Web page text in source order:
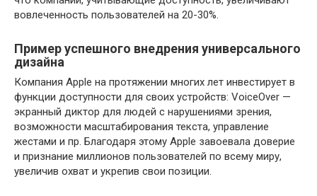
вовлеченность пользователей на 20-30%.
Пример успешного внедрения универсального
дизайна
Компания Apple на протяжении многих лет инвестирует в
функции доступности для своих устройств: VoiceOver —
экранный диктор для людей с нарушениями зрения,
возможности масштабирования текста, управление
жестами и пр. Благодаря этому Apple завоевала доверие
и признание миллионов пользователей по всему миру,
увеличив охват и укрепив свои позиции.